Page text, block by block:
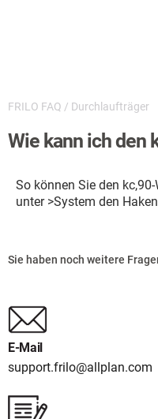
FRILO FAQ / Durchlaufträger
Wie kann ich den
So können Sie den
unter >System den
Sie haben noch weitere
E-Mail
support.frilo@allplan.com